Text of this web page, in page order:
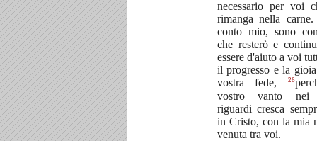
necessario per voi
rimanga nella
conto mio, sono
che resterò e
essere d'aiuto a voi
il progresso e la
vostra fede,
26
vostro vanto nei
riguardi cresca
in Cristo, con la mia
venuta tra voi.